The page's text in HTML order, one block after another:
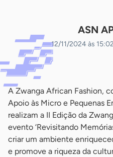
ASN
12/11/2024 às 15:02
A Zwanga African Fashion,
Apoio às Micro e Pequenas
realizam a II Edição da
evento ‘Revisitando
criar um ambiente
e promove a riqueza da